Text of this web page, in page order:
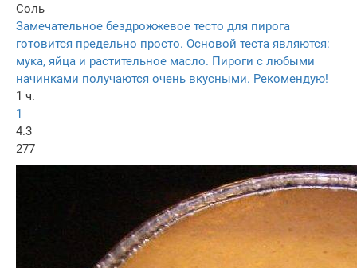
Соль
Замечательное бездрожжевое тесто для пирога
готовится предельно просто. Основой теста являются:
мука, яйца и растительное масло. Пироги с любыми
начинками получаются очень вкусными. Рекомендую!
1 ч.
1
4.3
277